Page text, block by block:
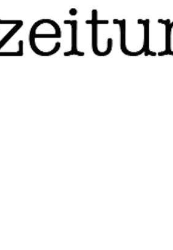
Jump to navigation